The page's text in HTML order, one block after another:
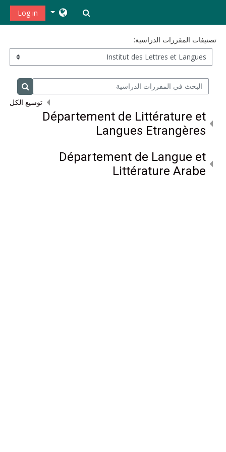
تبديل إدخال البحث
Log in
تصنيفات المقررات الدراسية:
البحث في المقررات الدراسية
البحث
توسيع الكل
Département de Littérature et
Langues Etrangères
Département de Langue et
Littérature Arabe